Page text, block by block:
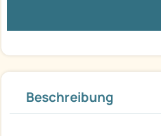
Beschreibung